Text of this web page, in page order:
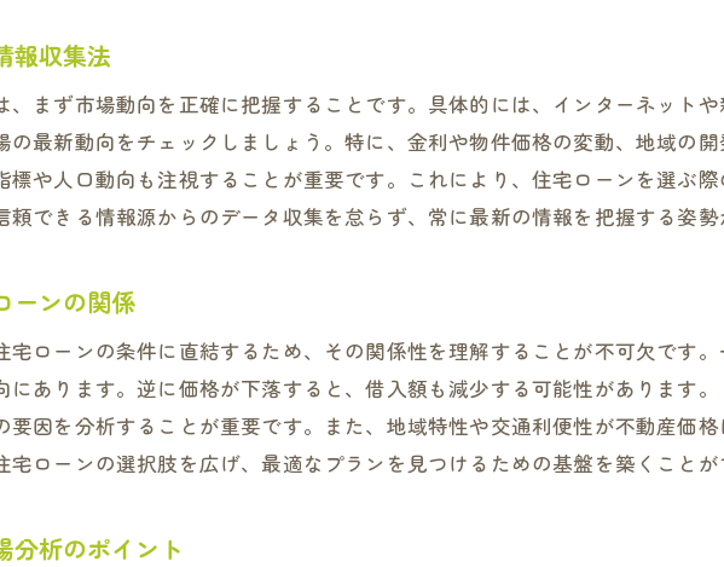
地域特性を活用したローン契約のプロセス
ローン選びにおける地域理解の重要性
枚方市での安心な住宅購入を実現するポイント
報収集法
まず市場動向を正確に把握することです。具体的には、インターネット
の最新動向をチェックしましょう。特に、金利や物件価格の変動、地域の
標や人口動向も注視することが重要です。これにより、住宅ローンを選ぶ
できる情報源からのデータ収集を怠らず、常に最新の情報を把握する姿勢
ーンの関係
ローンの条件に直結するため、その関係性を理解することが不可欠です
あります。逆に価格が下落すると、借入額も減少する可能性があります
因を分析することが重要です。また、地域特性や交通利便性が不動産価
ローンの選択肢を広げ、最適なプランを見つけるための基盤を築くことが
分析のポイント